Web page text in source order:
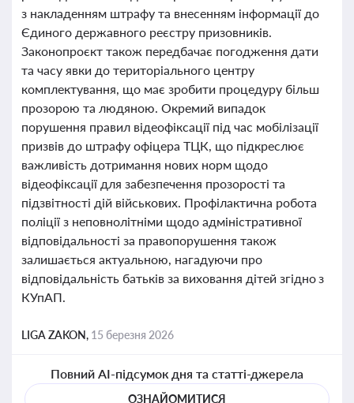
з накладенням штрафу та внесенням інформації до
Єдиного державного реєстру призовників.
Законопроєкт також передбачає погодження дати
та часу явки до територіального центру
комплектування, що має зробити процедуру більш
прозорою та людяною. Окремий випадок
порушення правил відеофіксації під час мобілізації
призвів до штрафу офіцера ТЦК, що підкреслює
важливість дотримання нових норм щодо
відеофіксації для забезпечення прозорості та
підзвітності дій військових. Профілактична робота
поліції з неповнолітніми щодо адміністративної
відповідальності за правопорушення також
залишається актуальною, нагадуючи про
відповідальність батьків за виховання дітей згідно з
КУпАП.
LIGA ZAKON, 15 березня 2026
Повний AI-підсумок дня та статті-джерела
ОЗНАЙОМИТИСЯ